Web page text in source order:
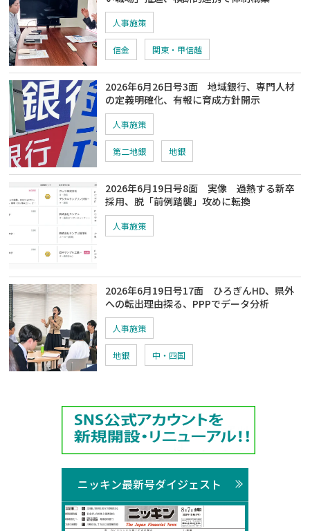
人事施策
信金 関東・甲信越
2026年6月26日号3面 地域銀行、専門人材
の定義明確化、有報に育成方針開示
人事施策
第二地銀 地銀
2026年6月19日号8面 実像 過熱する新卒
採用、脱「前例踏襲」攻めに転換
人事施策
2026年6月19日号17面 ひろぎんHD、県外
への転出理由探る、PPPでデータ分析
人事施策
地銀 中・四国
ニッキン最新号ダイジェスト